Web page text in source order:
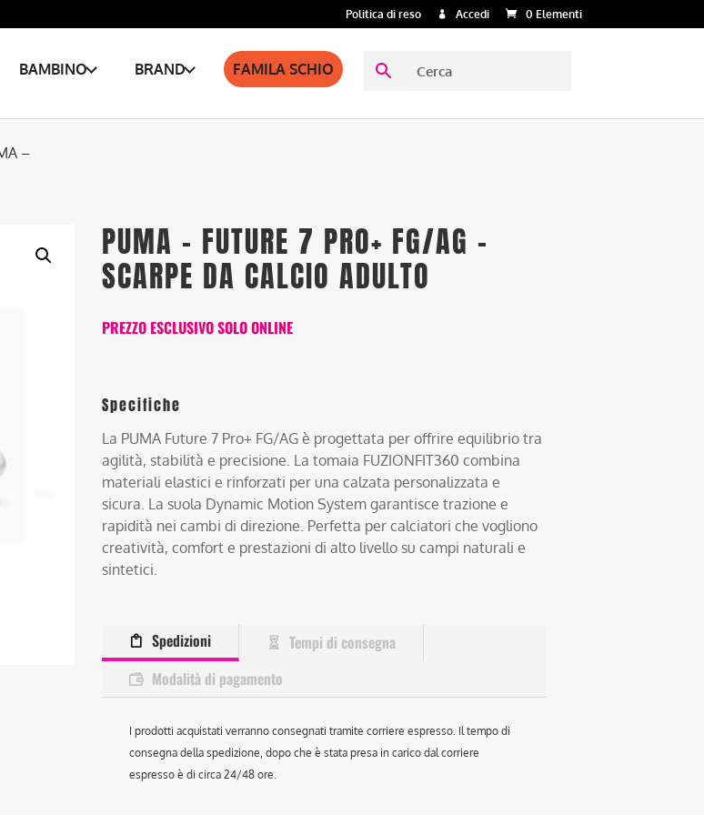
Politica di reso Accedi 0 Elementi
BAMBINO BRAND FAMILA SCHIO
–
PUMA – FUTURE 7 PRO+ FG/AG –
SCARPE DA CALCIO ADULTO
PREZZO ESCLUSIVO SOLO ONLINE
Specifiche
La PUMA Future 7 Pro+ FG/AG è progettata per offrire equilibrio tra
agilità, stabilità e precisione. La tomaia FUZIONFIT360 combina
materiali elastici e rinforzati per una calzata personalizzata e
sicura. La suola Dynamic Motion System garantisce trazione e
rapidità nei cambi di direzione. Perfetta per calciatori che vogliono
creatività, comfort e prestazioni di alto livello su campi naturali e
sintetici.
Spedizioni
Tempi di consegna
Modalità di pagamento
I prodotti acquistati verranno consegnati tramite corriere espresso. Il tempo di
consegna della spedizione, dopo che è stata presa in carico dal corriere
espresso è di circa 24/48 ore.